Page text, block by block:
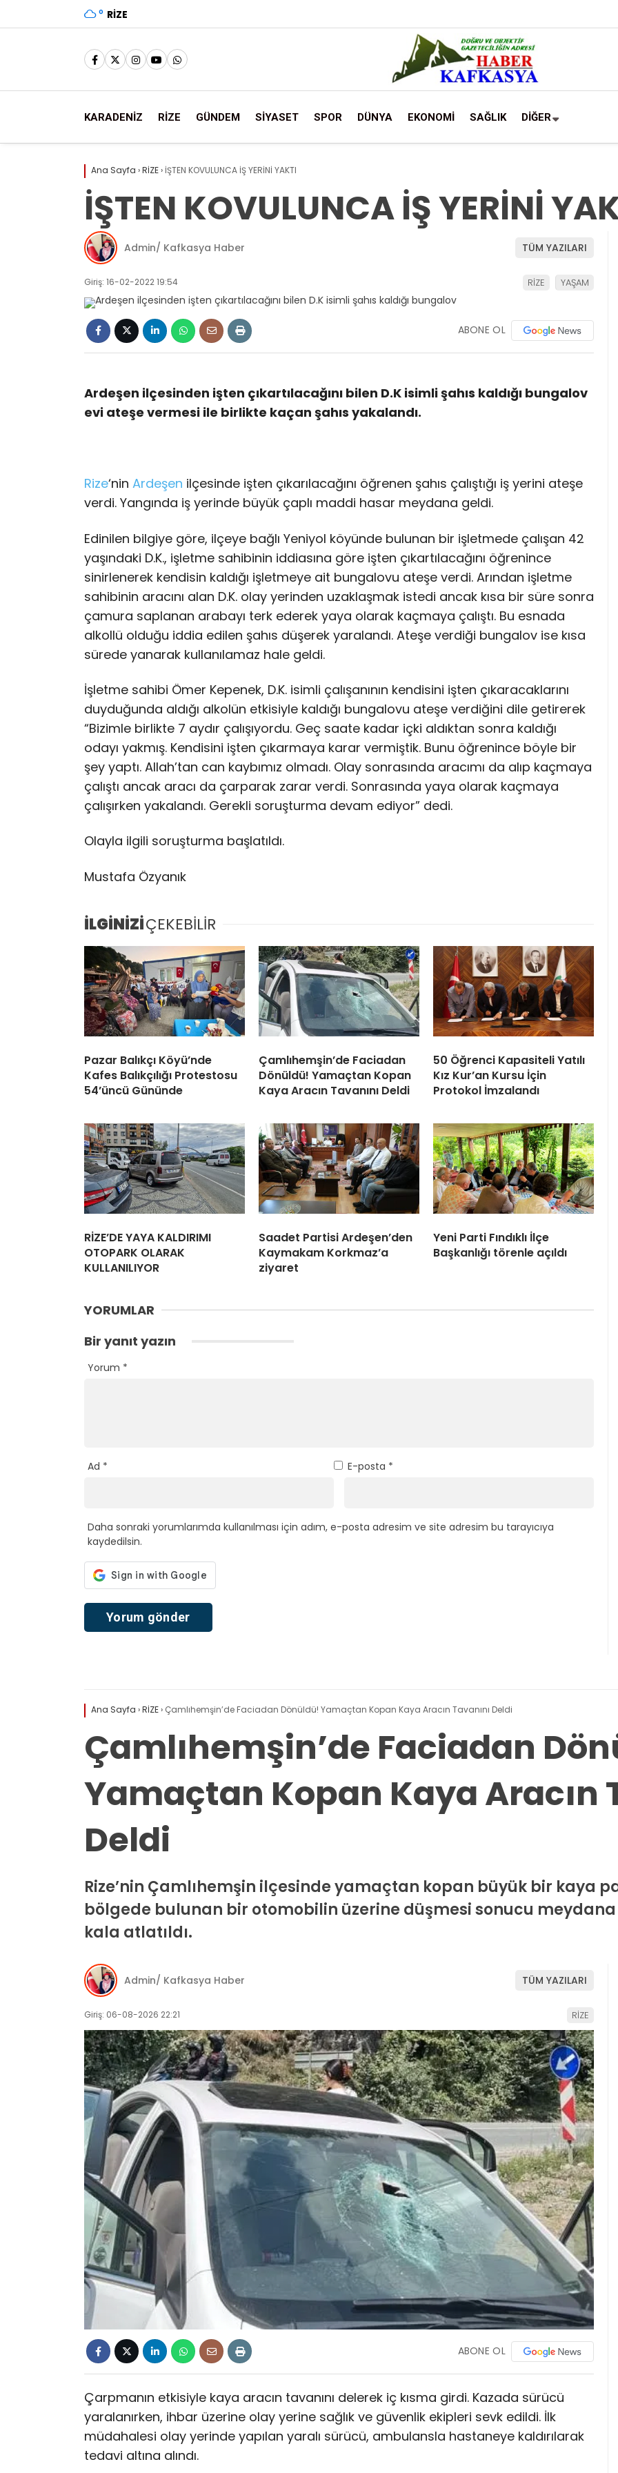
° RIZE
KARADENİZ RİZE GÜNDEM SİYASET SPOR DÜNYA EKONOMİ SAĞLIK DİĞER
Ana Sayfa ›RİZE› İŞTEN KOVULUNCA İŞ YERİNİ YAKTI
İŞTEN KOVULUNCA İŞ YERİNİ
Admin/ Kafkasya Haber TÜM YAZILARI
Giriş: 16-02-2022 19:54 RİZE YAŞAM
ABONE OL
Ardeşen ilçesinden işten çıkartılacağını bilen D.K isimli şahıs kaldığı bungalov
evi ateşe vermesi ile birlikte kaçan şahıs yakalandı.
Rize‘nin Ardeşen ilçesinde işten çıkarılacağını öğrenen şahıs çalıştığı iş yerini ateşe
verdi. Yangında iş yerinde büyük çaplı maddi hasar meydana geldi.
Edinilen bilgiye göre, ilçeye bağlı Yeniyol köyünde bulunan bir işletmede çalışan 42
yaşındaki D.K., işletme sahibinin iddiasına göre işten çıkartılacağını öğrenince
sinirlenerek kendisin kaldığı işletmeye ait bungalovu ateşe verdi. Arından işletme
sahibinin aracını alan D.K. olay yerinden uzaklaşmak istedi ancak kısa bir süre sonra
çamura saplanan arabayı terk ederek yaya olarak kaçmaya çalıştı. Bu esnada
alkollü olduğu iddia edilen şahıs düşerek yaralandı. Ateşe verdiği bungalov ise kısa
sürede yanarak kullanılamaz hale geldi.
İşletme sahibi Ömer Kepenek, D.K. isimli çalışanının kendisini işten çıkaracaklarını
duyduğunda aldığı alkolün etkisiyle kaldığı bungalovu ateşe verdiğini dile getirerek
“Bizimle birlikte 7 aydır çalışıyordu. Geç saate kadar içki aldıktan sonra kaldığı
odayı yakmış. Kendisini işten çıkarmaya karar vermiştik. Bunu öğrenince böyle bir
şey yaptı. Allah’tan can kaybımız olmadı. Olay sonrasında aracımı da alıp kaçmaya
çalıştı ancak aracı da çarparak zarar verdi. Sonrasında yaya olarak kaçmaya
çalışırken yakalandı. Gerekli soruşturma devam ediyor” dedi.
Olayla ilgili soruşturma başlatıldı.
Mustafa Özyanık
İLGİNİZİÇEKEBİLİR
Pazar Balıkçı Köyü’nde
Kafes Balıkçılığı Protestosu
54’üncü Gününde
Çamlıhemşin’de Faciadan
Dönüldü! Yamaçtan Kopan
Kaya Aracın Tavanını Deldi
50 Öğrenci Kapasiteli Yatılı
Kız Kur’an Kursu İçin
Protokol İmzalandı
RİZE’DE YAYA KALDIRIMI
OTOPARK OLARAK
KULLANILIYOR
Saadet Partisi Ardeşen’den
Kaymakam Korkmaz’a
ziyaret
Yeni Parti Fındıklı İlçe
Başkanlığı törenle açıldı
YORUMLAR
Bir yanıt yazın
Yorum *
Ad * E-posta *
Daha sonraki yorumlarımda kullanılması için adım, e-posta adresim ve site adresim bu tarayıcıya
kaydedilsin.
Ana Sayfa ›RİZE› Çamlıhemşin’de Faciadan Dönüldü! Yamaçtan Kopan Kaya Aracın Tavanını Deldi
Çamlıhemşin’de Faciadan
Yamaçtan Kopan Kaya Aracın
Deldi
Rize’nin Çamlıhemşin ilçesinde yamaçtan kopan büyük bir kaya
bölgede bulunan bir otomobilin üzerine düşmesi sonucu
kala atlatıldı.
Admin/ Kafkasya Haber TÜM YAZILARI
Giriş: 06-08-2026 22:21 RİZE
ABONE OL
Çarpmanın etkisiyle kaya aracın tavanını delerek iç kısma girdi. Kazada sürücü
yaralanırken, ihbar üzerine olay yerine sağlık ve güvenlik ekipleri sevk edildi. İlk
müdahalesi olay yerinde yapılan yaralı sürücü, ambulansla hastaneye kaldırılarak
tedavi altına alındı.